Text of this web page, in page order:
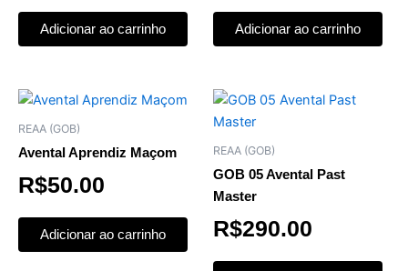
Adicionar ao carrinho Adicionar ao carrinho
REAA (GOB)
Avental Aprendiz Maçom
R$50.00
Adicionar ao carrinho
REAA (GOB)
GOB 05 Avental Past
Master
R$290.00